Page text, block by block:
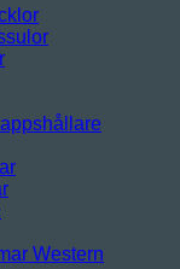
Western